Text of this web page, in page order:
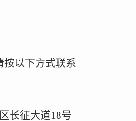
按以下方式联系
长征大道18号